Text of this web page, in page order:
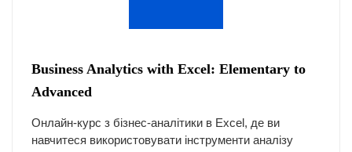
Business Analytics with Excel: Elementary to
Advanced
Онлайн-курс з бізнес-аналітики в Excel, де ви
навчитеся використовувати інструменти аналізу